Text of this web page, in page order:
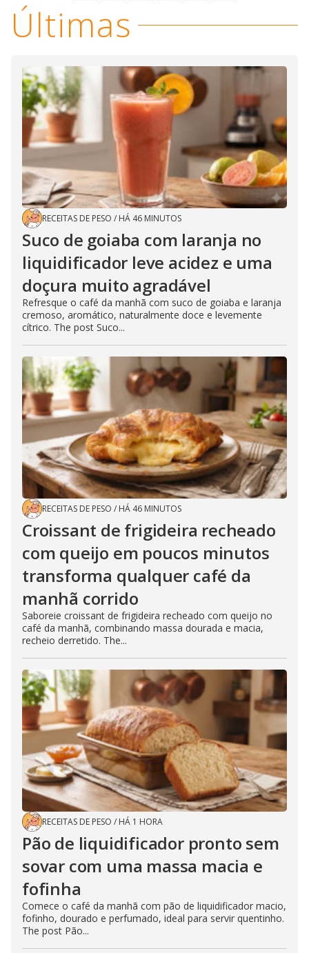
Últimas
RECEITAS DE PESO / HÁ 46 MINUTOS
Suco de goiaba com laranja no
liquidificador leve acidez e uma
doçura muito agradável
Refresque o café da manhã com suco de goiaba e laranja
cremoso, aromático, naturalmente doce e levemente
cítrico. The post Suco...
RECEITAS DE PESO / HÁ 46 MINUTOS
Croissant de frigideira recheado
com queijo em poucos minutos
transforma qualquer café da
manhã corrido
Saboreie croissant de frigideira recheado com queijo no
café da manhã, combinando massa dourada e macia,
recheio derretido. The...
RECEITAS DE PESO / HÁ 1 HORA
Pão de liquidificador pronto sem
sovar com uma massa macia e
fofinha
Comece o café da manhã com pão de liquidificador macio,
fofinho, dourado e perfumado, ideal para servir quentinho.
The post Pão...